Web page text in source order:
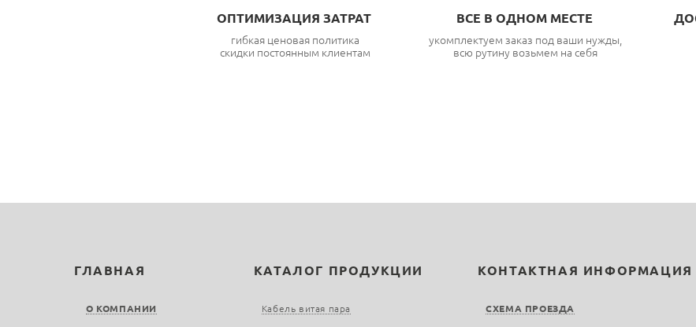
ОПТИМИЗАЦИЯ ЗАТРАТ
гибкая ценовая политика
скидки постоянным клиентам
ВСЕ В ОДНОМ МЕСТЕ
укомплектуем заказ под ваши нужды,
всю рутину возьмем на себя
ГЛАВНАЯ
О КОМПАНИИ
КАТАЛОГ ПРОДУКЦИИ
Кабель витая пара
КОНТАКТНАЯ ИНФОРМАЦИЯ
СХЕМА ПРОЕЗДА